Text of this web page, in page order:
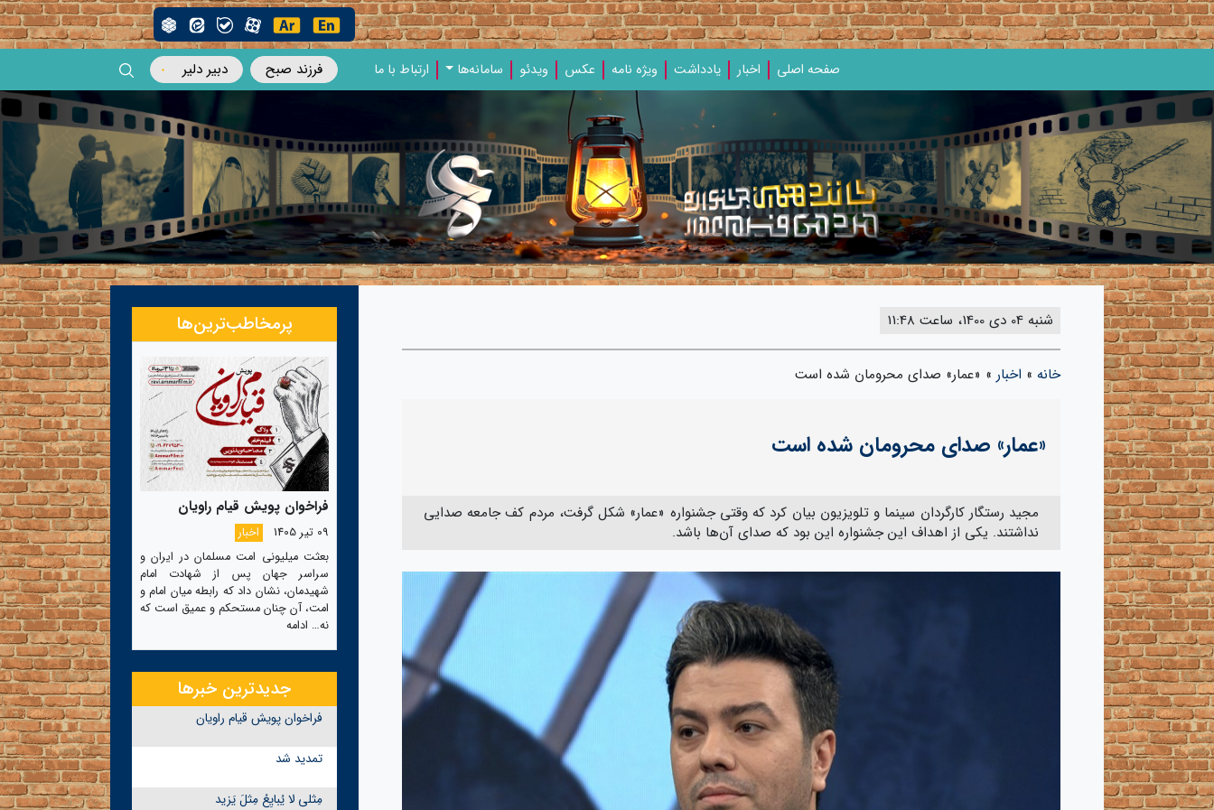
فرزند صبح دبیر دلیر صفحه اصلی اخبار یادداشت‌ ویژه‌ نامه‌ عکس ویدئو سامانه‌ها ارتباط با ما
شنبه 04 دی 1400، ساعت 11:48
خانه » اخبار » «عمار» صدای محرومان شده است
«عمار» صدای محرومان شده است
مجید رستگار کارگردان سینما و تلویزیون بیان کرد که وقتی جشنواره «عمار» شکل گرفت، مردم کف جامعه صدایی
نداشتند. یکی از اهداف این جشنواره این بود که صدای آن‌ها باشد.
پرمخاطب‌ترین‌ها
فراخوان پویش قیام راویان
09 تیر 1405
اخبار
بعثت میلیونی امت مسلمان در ایران و
سراسر جهان پس از شهادت امام
شهیدمان، نشان داد که رابطه میان امام و
امت، آن چنان مستحکم و عمیق است که
نه… ادامه
جدیدترین خبرها
فراخوان پویش قیام راویان
تمدید شد
مِثلی لا یُبایِعُ مِثلَ یَزید